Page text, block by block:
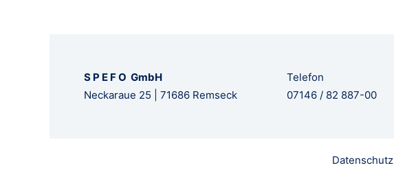
S P E F O GmbH
Neckaraue 25 | 71686 Remseck
Telefon
07146 / 82 887-00
Datenschutz